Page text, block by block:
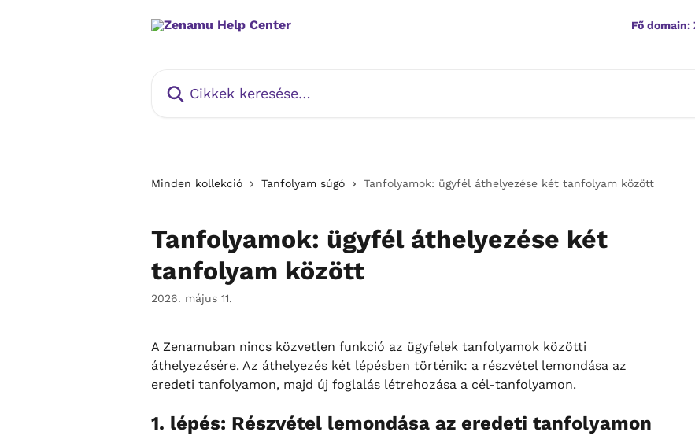
Fő domain:
Minden kollekció Tanfolyam súgó Tanfolyamok: ügyfél áthelyezése két tanfolyam között
Tanfolyamok: ügyfél áthelyezése két
tanfolyam között
2026. május 11.
A Zenamuban nincs közvetlen funkció az ügyfelek tanfolyamok közötti
áthelyezésére. Az áthelyezés két lépésben történik: a részvétel lemondása az
eredeti tanfolyamon, majd új foglalás létrehozása a cél-tanfolyamon.
1. lépés: Részvétel lemondása az eredeti tanfolyamon